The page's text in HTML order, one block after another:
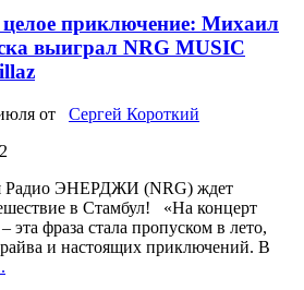
целое приключение: Михаил
выиграл NRG MUSIC
от Сергей Короткий
Радио ЭНЕРДЖИ (NRG) ждет
в Стамбул! «На концерт
эта фраза стала пропуском в лето,
и настоящих приключений. В